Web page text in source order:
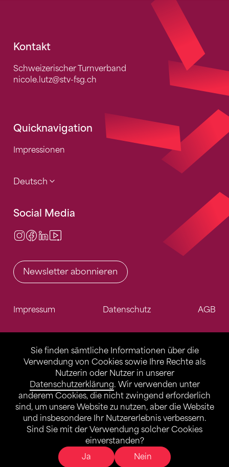
Sie finden sämtliche Informationen über die
Verwendung von Cookies sowie Ihre Rechte als
Nutzerin oder Nutzer in unserer
Datenschutzerklärung. Wir verwenden unter
anderem Cookies, die nicht zwingend erforderlich
sind, um unsere Website zu nutzen, aber die Website
und insbesondere Ihr Nutzererlebnis verbessern.
Sind Sie mit der Verwendung solcher Cookies
einverstanden?
Ja
Nein
Fusszeile
Kontakt
Schweizerischer Turnverband
nicole.lutz@stv-fsg.ch
Quicknavigation
Impressionen
Deutsch
Social Media
Instagram
Facebook
LinkedIn
Newsletter abonnieren
Impressum Datenschutz AGB